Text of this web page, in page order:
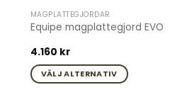
produktsidan
MAGPLATTEGJORDAR
Equipe magplattegjord EVO
4.160 kr
VÄLJ ALTERNATIV